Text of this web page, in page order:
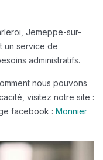
Jemeppe-sur-
un service de
administratifs.
nous pouvons
visitez notre site :
facebook : Monnier